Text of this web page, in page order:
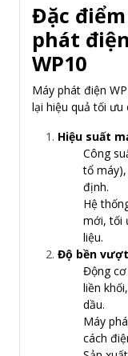
Đặc
phát
WP10
Máy phát điện
lại hiệu quả tối ưu
Hiệu suất
Công
tổ
định.
Hệ
mới, tối
liệu.
Độ bền
Động cơ
liền
dầu.
Máy
cách